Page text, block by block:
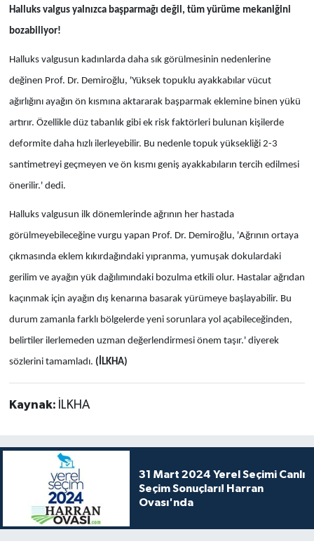
Halluks valgus yalnızca başparmağı değil, tüm yürüme mekaniğini
bozabiliyor!
Halluks valgusun kadınlarda daha sık görülmesinin nedenlerine
değinen Prof. Dr. Demiroğlu, 'Yüksek topuklu ayakkabılar vücut
ağırlığını ayağın ön kısmına aktararak başparmak eklemine binen yükü
artırır. Özellikle düz tabanlık gibi ek risk faktörleri bulunan kişilerde
deformite daha hızlı ilerleyebilir. Bu nedenle topuk yüksekliği 2-3
santimetreyi geçmeyen ve ön kısmı geniş ayakkabıların tercih edilmesi
önerilir.' dedi.
Halluks valgusun ilk dönemlerinde ağrının her hastada
görülmeyebileceğine vurgu yapan Prof. Dr. Demiroğlu, 'Ağrının ortaya
çıkmasında eklem kıkırdağındaki yıpranma, yumuşak dokulardaki
gerilim ve ayağın yük dağılımındaki bozulma etkili olur. Hastalar ağrıdan
kaçınmak için ayağın dış kenarına basarak yürümeye başlayabilir. Bu
durum zamanla farklı bölgelerde yeni sorunlara yol açabileceğinden,
belirtiler ilerlemeden uzman değerlendirmesi önem taşır.' diyerek
sözlerini tamamladı. (İLKHA)
Kaynak: İLKHA
31 Mart 2024 Yerel Seçimi Canlı
Seçim Sonuçları! Harran
Ovası'nda